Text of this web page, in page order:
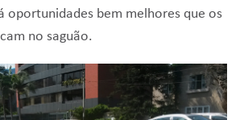
oportunidades bem melhores que os
no saguão.